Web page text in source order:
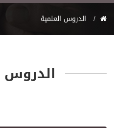
اﻟﺪﺭﻭﺱ اﻟﻌﻠﻤﻴﺔ
اﻟﺪﺭﻭﺱ